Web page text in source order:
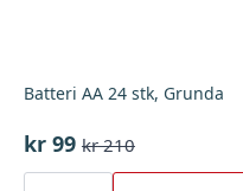
Batteri AA 24 stk, Grunda
kr210
Opprinnelig
pris
kr 99
Nåværende
pris
Batteri